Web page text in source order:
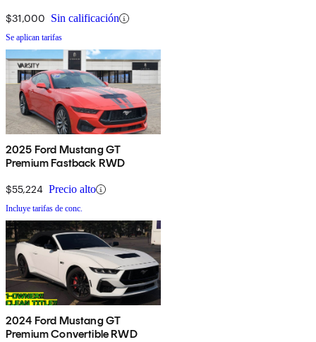
$31,000 Sin calificación
Se aplican tarifas
2025 Ford Mustang GT
Premium Fastback RWD
$55,224 Precio alto
Incluye tarifas de conc.
2024 Ford Mustang GT
Premium Convertible RWD